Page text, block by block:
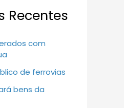
Recentes
com
de ferrovias
bens da